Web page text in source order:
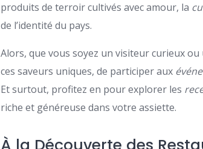
produits de terroir cultivés avec amour, la
de l’identité du pays.
Alors, que vous soyez un visiteur curieux
ces saveurs uniques, de participer aux
Et surtout, profitez en pour explorer les
riche et généreuse dans votre assiette.